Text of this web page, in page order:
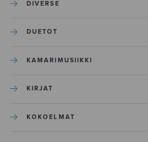
DIVERSE
DUETOT
KAMARIMUSIIKKI
KIRJAT
KOKOELMAT